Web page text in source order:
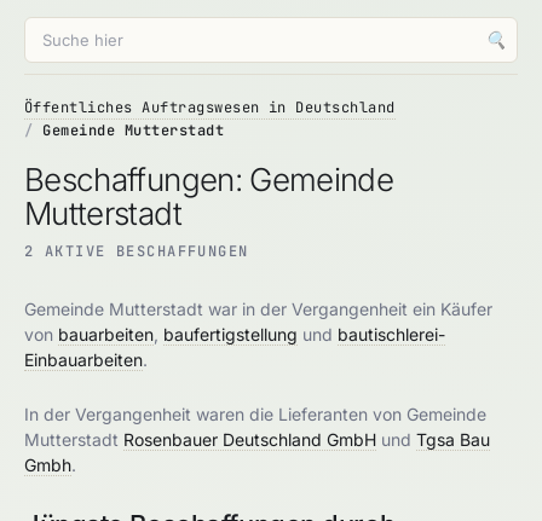
🔍
Öffentliches Auftragswesen in Deutschland
Gemeinde Mutterstadt
Beschaffungen: Gemeinde
Mutterstadt
2 AKTIVE BESCHAFFUNGEN
Gemeinde Mutterstadt war in der Vergangenheit ein Käufer
von bauarbeiten baufertigstellung und bautischlerei-
Einbauarbeiten.
In der Vergangenheit waren die Lieferanten von Gemeinde
Mutterstadt Rosenbauer Deutschland GmbH und Tgsa Bau
Gmbh.